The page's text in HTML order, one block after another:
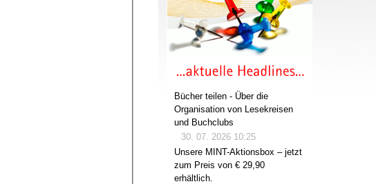
Bücher teilen - Über die
Organisation von Lesekreisen
und Buchclubs
30. 07. 2026 10:25
Unsere MINT-Aktionsbox – jetzt
zum Preis von € 29,90
erhältlich.